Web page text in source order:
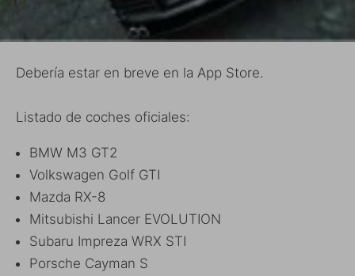
Debería estar en breve en la App Store.
Listado de coches oficiales:
BMW M3 GT2
Volkswagen Golf GTI
Mazda RX-8
Mitsubishi Lancer EVOLUTION
Subaru Impreza WRX STI
Porsche Cayman S